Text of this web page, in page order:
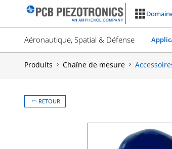
Aéronautique, Spatial & Défense
Produits Chaîne de mesure
RETOUR